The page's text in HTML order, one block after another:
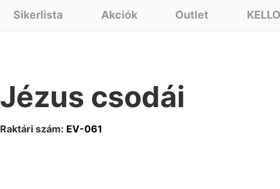
Sikerlista Akciók Outlet
Jézus csodái
Raktári szám: EV-061